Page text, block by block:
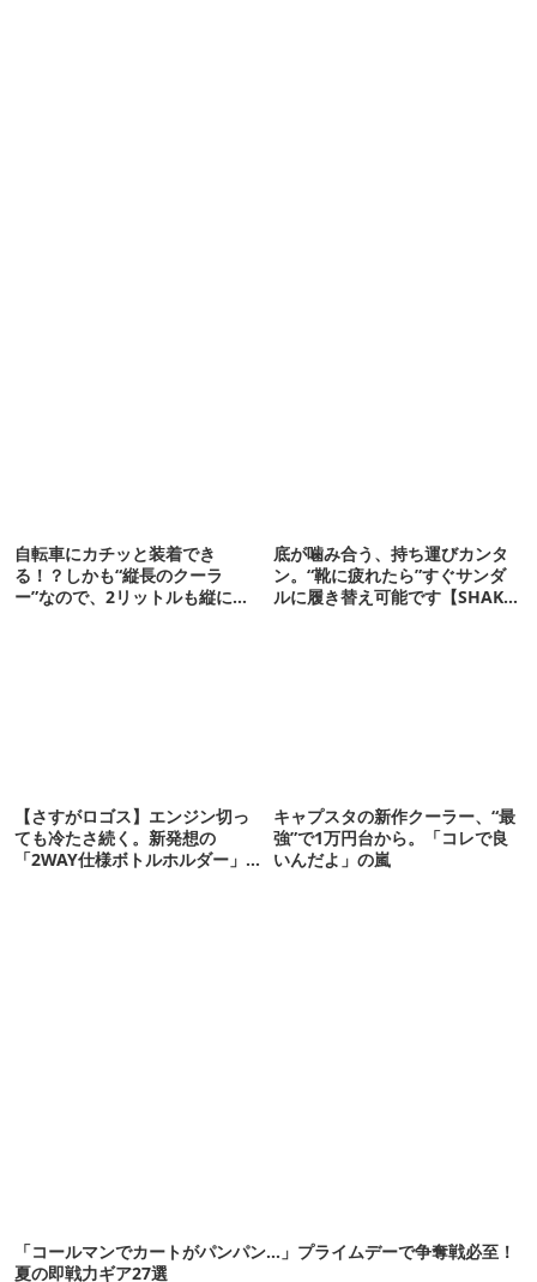
自転車にカチッと装着でき
る！？しかも“縦長のクーラ
ー”なので、2リットルも縦に入
底が噛み合う、持ち運びカンタ
ン。“靴に疲れたら”すぐサンダ
ルに履き替え可能です【SHAKA
【さすがロゴス】エンジン切っ
ても冷たさ続く。新発想の
「2WAY仕様ボトルホルダー」が
キャプスタの新作クーラー、“最
強”で1万円台から。「コレで良
いんだよ」の嵐
「コールマンでカートがパンパン…」プライムデーで争奪戦必至！
夏の即戦力ギア27選